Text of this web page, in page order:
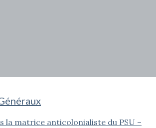
la matrice anticolonialiste du PSU –